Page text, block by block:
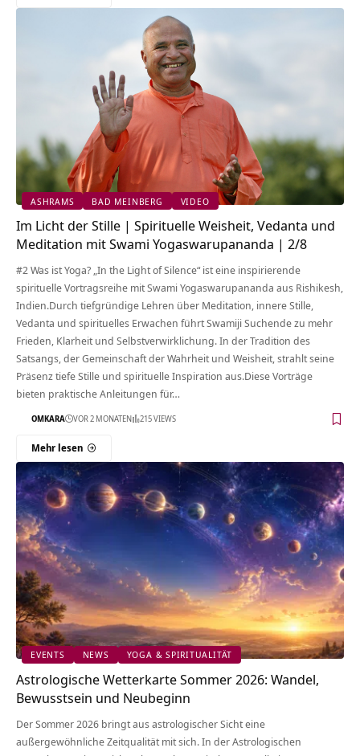
ASHRAMS BAD MEINBERG VIDEO
Im Licht der Stille | Spirituelle Weisheit, Vedanta und
Meditation mit Swami Yogaswarupananda | 2/8
#2 Was ist Yoga? „In the Light of Silence“ ist eine inspirierende
spirituelle Vortragsreihe mit Swami Yogaswarupananda aus Rishikesh,
Indien.Durch tiefgründige Lehren über Meditation, innere Stille,
Vedanta und spirituelles Erwachen führt Swamiji Suchende zu mehr
Frieden, Klarheit und Selbstverwirklichung. In der Tradition des
Satsangs, der Gemeinschaft der Wahrheit und Weisheit, strahlt seine
Präsenz tiefe Stille und spirituelle Inspiration aus.Diese Vorträge
bieten praktische Anleitungen für…
OMKARA VOR 2 MONATEN 215 VIEWS
Mehr lesen
EVENTS NEWS YOGA & SPIRITUALITÄT
Astrologische Wetterkarte Sommer 2026: Wandel,
Bewusstsein und Neubeginn
Der Sommer 2026 bringt aus astrologischer Sicht eine
außergewöhnliche Zeitqualität mit sich. In der Astrologischen